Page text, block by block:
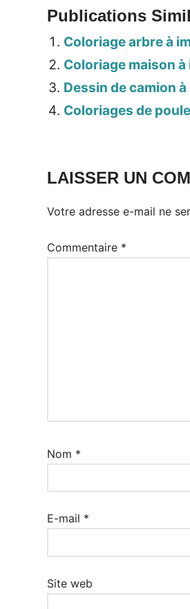
Publications
Coloriage arbre à
Coloriage maison
Dessin de camion
Coloriages de
LAISSER UN
Votre adresse e-mail ne
Commentaire *
Nom *
E-mail *
Site web